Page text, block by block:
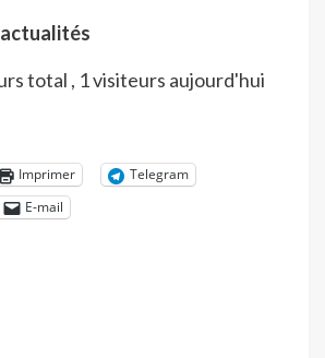
total , 1 visiteurs aujourd'hui
Imprimer
Telegram
E-mail